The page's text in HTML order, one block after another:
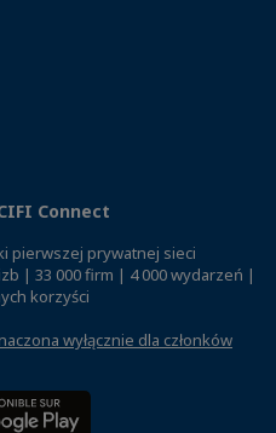
Connect
pierwszej prywatnej sieci
| 33 000 firm | 4 000 wydarzeń |
korzyści
wyłącznie dla członków